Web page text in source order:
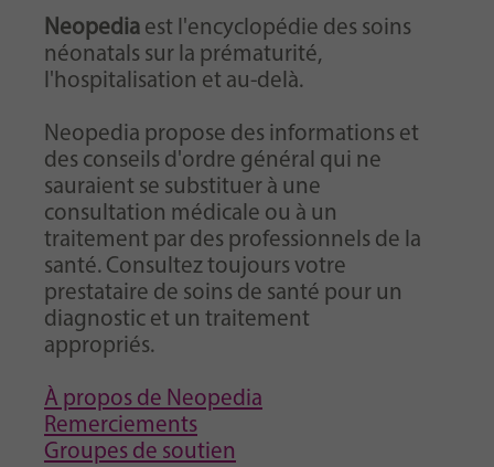
Neopedia est l'encyclopédie des soins
néonatals sur la prématurité,
l'hospitalisation et au-delà.
Neopedia propose des informations et
des conseils d'ordre général qui ne
sauraient se substituer à une
consultation médicale ou à un
traitement par des professionnels de la
santé. Consultez toujours votre
prestataire de soins de santé pour un
diagnostic et un traitement
appropriés.
À propos de Neopedia
Remerciements
Groupes de soutien